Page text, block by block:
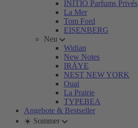
INITIO Parfums Privés
La Mer
Tom Ford
EISENBERG
Neu
Widian
New Notes
IRÄYE
NEST NEW YORK
Ouai
La Prairie
TYPEBEA
Angebote & Bestseller
☀️ Sommer